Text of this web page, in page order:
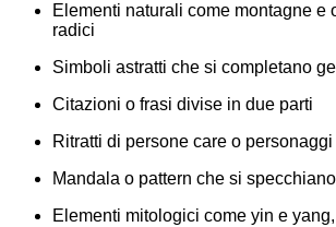
Elementi naturali come montagne e
radici
Simboli astratti che si completano
Citazioni o frasi divise in due parti
Ritratti di persone care o
Mandala o pattern che si
Elementi mitologici come yin e